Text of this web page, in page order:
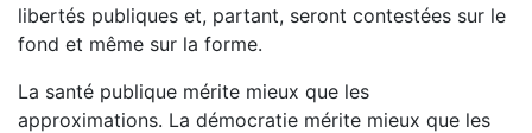
libertés publiques et, partant, seront contestées sur le
fond et même sur la forme.
La santé publique mérite mieux que les
approximations. La démocratie mérite mieux que les